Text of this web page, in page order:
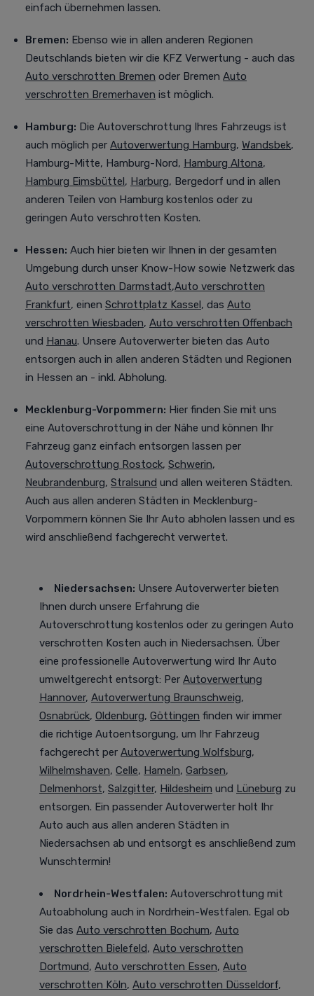
einfach übernehmen lassen.
Bremen: Ebenso wie in allen anderen Regionen
Deutschlands bieten wir die KFZ Verwertung - auch das
Auto verschrotten Bremen oder Bremen Auto
verschrotten Bremerhaven ist möglich.
Hamburg: Die Autoverschrottung Ihres Fahrzeugs ist
auch möglich per Autoverwertung Hamburg, Wandsbek,
Hamburg-Mitte, Hamburg-Nord, Hamburg Altona,
Hamburg Eimsbüttel, Harburg, Bergedorf und in allen
anderen Teilen von Hamburg kostenlos oder zu
geringen Auto verschrotten Kosten.
Hessen: Auch hier bieten wir Ihnen in der gesamten
Umgebung durch unser Know-How sowie Netzwerk das
Auto verschrotten Darmstadt,Auto verschrotten
Frankfurt, einen Schrottplatz Kassel, das Auto
verschrotten Wiesbaden, Auto verschrotten Offenbach
und Hanau. Unsere Autoverwerter bieten das Auto
entsorgen auch in allen anderen Städten und Regionen
in Hessen an - inkl. Abholung.
Mecklenburg-Vorpommern: Hier finden Sie mit uns
eine Autoverschrottung in der Nähe und können Ihr
Fahrzeug ganz einfach entsorgen lassen per
Autoverschrottung Rostock, Schwerin,
Neubrandenburg, Stralsund und allen weiteren Städten.
Auch aus allen anderen Städten in Mecklenburg-
Vorpommern können Sie Ihr Auto abholen lassen und es
wird anschließend fachgerecht verwertet.
Niedersachsen: Unsere Autoverwerter bieten
Ihnen durch unsere Erfahrung die
Autoverschrottung kostenlos oder zu geringen Auto
verschrotten Kosten auch in Niedersachsen. Über
eine professionelle Autoverwertung wird Ihr Auto
umweltgerecht entsorgt: Per Autoverwertung
Hannover, Autoverwertung Braunschweig,
Osnabrück, Oldenburg, Göttingen finden wir immer
die richtige Autoentsorgung, um Ihr Fahrzeug
fachgerecht per Autoverwertung Wolfsburg,
Wilhelmshaven, Celle, Hameln, Garbsen,
Delmenhorst, Salzgitter, Hildesheim und Lüneburg zu
entsorgen. Ein passender Autoverwerter holt Ihr
Auto auch aus allen anderen Städten in
Niedersachsen ab und entsorgt es anschließend zum
Wunschtermin!
Nordrhein-Westfalen: Autoverschrottung mit
Autoabholung auch in Nordrhein-Westfalen. Egal ob
Sie das Auto verschrotten Bochum, Auto
verschrotten Bielefeld, Auto verschrotten
Dortmund, Auto verschrotten Essen, Auto
verschrotten Köln, Auto verschrotten Düsseldorf,